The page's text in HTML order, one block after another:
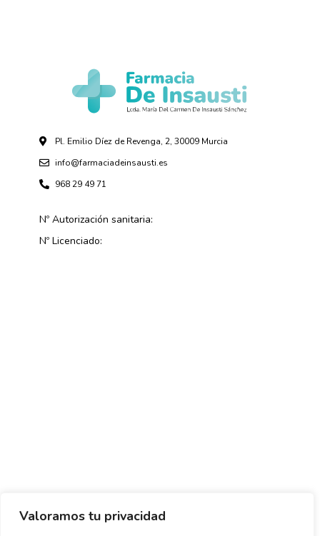
Valoramos tu privacidad
Pl. Emilio Díez de Revenga, 2, 30009 Murcia
info@farmaciadeinsausti.es
968 29 49 71
Nº Autorización sanitaria:
Nº Licenciado: